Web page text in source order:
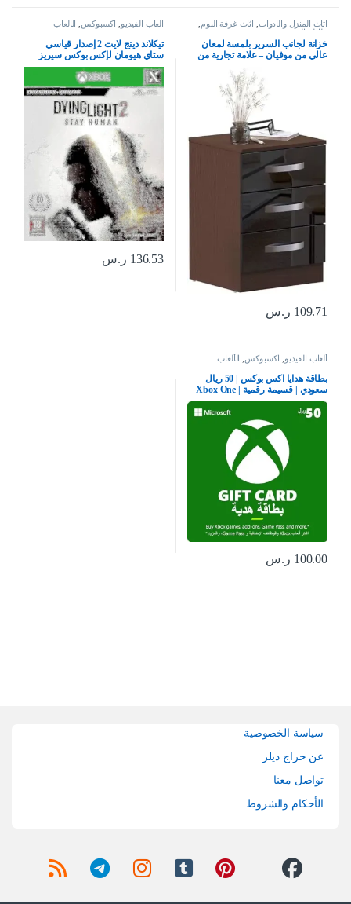
أثاث المنزل والأدوات اثاث غرفة النوم
طاولة السرير
خزانة لجانب السرير بلمسة لمعان
عالي من موفيان – علامة تجارية من
109.71 ر.س
ألعاب الفيديو اكسبوكس الألعاب
تيكلاند دينج لايت 2 إصدار قياسي
ستاي هيومان لإكس بوكس سيريز
إكس بوكس وان
136.53 ر.س
ألعاب الفيديو اكسبوكس الألعاب
بطاقة هدايا اكس بوكس | 50 ريال
سعودي | قسيمة رقمية | Xbox One
سلسلة S | X وويندوز | (كود التحميل)
– حساب المملكة العربية السعودية
100.00 ر.س
سياسة الخصوصية
عن حراج ديلز
تواصل معنا
الأحكام والشروط